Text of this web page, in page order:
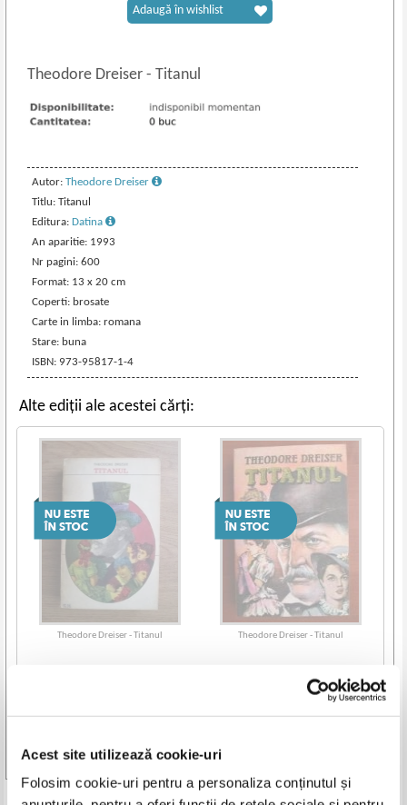
Acest site utilizează cookie-uri
Folosim cookie-uri pentru a personaliza conținutul și
Theodore Dreiser- Titanul
Autor:Theodore Dreiser
Titlu: Titanul
Editura:Datina
An aparitie: 1993
Nr pagini: 600
Format: 13 x 20 cm
Coperti: brosate
Carte in limba: romana
Stare: buna
ISBN: 973-95817-1-4
Adaugă în wishlist
Alte ediții ale acestei cărți:
Theodore Dreiser - Titanul Theodore Dreiser - Titanul
Vezi toate edițiile »